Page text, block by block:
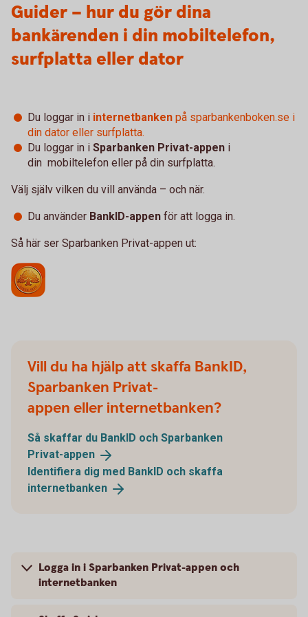
Guider – hur du gör dina
bankärenden i din mobiltelefon,
surfplatta eller dator
Du loggar in i internetbanken på sparbankenboken.se i
din dator eller surfplatta.
Du loggar in i Sparbanken Privat-appen i
din mobiltelefon eller på din surfplatta.
Välj själv vilken du vill använda – och när.
Du använder BankID-appen för att logga in.
Så här ser Sparbanken Privat-appen ut:
Vill du ha hjälp att skaffa BankID,
Sparbanken Privat-
appen eller internetbanken?
Så skaffar du BankID och Sparbanken
Privat-appen
Identifiera dig med BankID och skaffa
internetbanken
Logga in i Sparbanken Privat-appen och
internetbanken